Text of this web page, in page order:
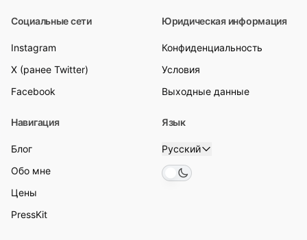
Социальные сети
Instagram
X (ранее Twitter)
Facebook
Юридическая информация
Конфиденциальность
Условия
Выходные данные
Навигация
Блог
Обо мне
Цены
PressKit
Язык
Русский
Toggle theme